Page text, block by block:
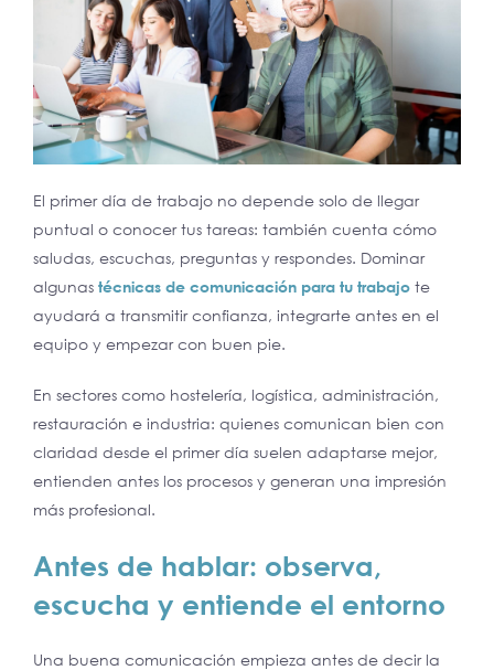
El primer día de trabajo no depende solo de llegar
puntual o conocer tus tareas: también cuenta cómo
saludas, escuchas, preguntas y respondes. Dominar
algunas técnicas de comunicación para tu trabajo te
ayudará a transmitir confianza, integrarte antes en el
equipo y empezar con buen pie.
En sectores como hostelería, logística, administración,
restauración e industria: quienes comunican bien con
claridad desde el primer día suelen adaptarse mejor,
entienden antes los procesos y generan una impresión
más profesional.
Antes de hablar: observa,
escucha y entiende el entorno
Una buena comunicación empieza antes de decir la